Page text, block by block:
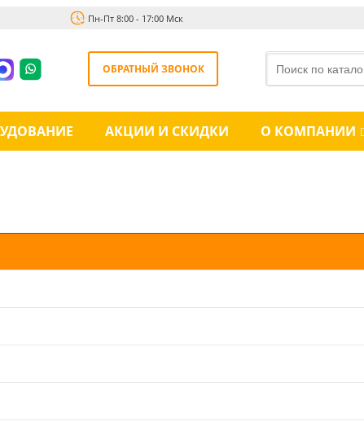
Пн-Пт 8:00 - 17:00 Мск
ОБРАТНЫЙ ЗВОНОК
АКЦИИ И СКИДКИ О КОМПАНИИ